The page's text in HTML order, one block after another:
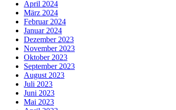
April 2024
März 2024
Februar 2024
Januar 2024
Dezember 2023
November 2023
Oktober 2023
September 2023
August 2023
Juli 2023
Juni 2023
Mai 2023